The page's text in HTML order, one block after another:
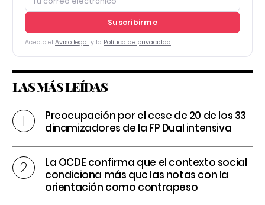
Suscribirme
Acepto el Aviso legal y la Política de privacidad
LAS MÁS LEÍDAS
Preocupación por el cese de 20 de los 33
dinamizadores de la FP Dual intensiva
La OCDE confirma que el contexto social
condiciona más que las notas con la
orientación como contrapeso